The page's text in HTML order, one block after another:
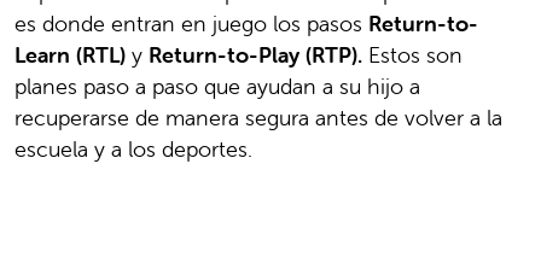
es donde entran en juego los pasos Return-to-
Learn (RTL) y Return-to-Play (RTP). Estos son
planes paso a paso que ayudan a su hijo a
recuperarse de manera segura antes de volver a la
escuela y a los deportes.